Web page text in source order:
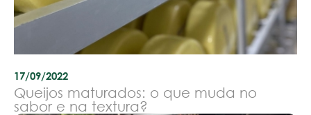
17/09/2022
Queijos maturados: o que muda no
sabor e na textura?